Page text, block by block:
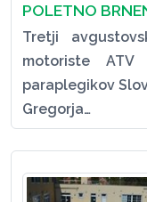
POLETNO
Tretji
motoriste
paraplegikov
Gregorja…